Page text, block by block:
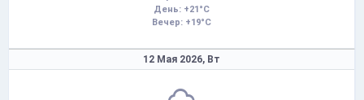
День: +21°C
Вечер: +19°C
12 Мая 2026, Вт